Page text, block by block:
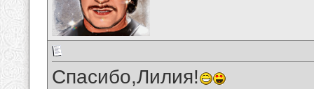
Спасибо,Лилия!